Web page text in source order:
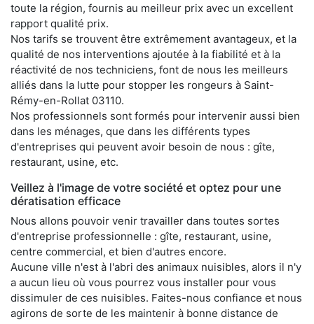
toute la région, fournis au meilleur prix avec un excellent
rapport qualité prix.
Nos tarifs se trouvent être extrêmement avantageux, et la
qualité de nos interventions ajoutée à la fiabilité et à la
réactivité de nos techniciens, font de nous les meilleurs
alliés dans la lutte pour stopper les rongeurs à Saint-
Rémy-en-Rollat 03110.
Nos professionnels sont formés pour intervenir aussi bien
dans les ménages, que dans les différents types
d'entreprises qui peuvent avoir besoin de nous : gîte,
restaurant, usine, etc.
Veillez à l'image de votre société et optez pour une
dératisation efficace
Nous allons pouvoir venir travailler dans toutes sortes
d'entreprise professionnelle : gîte, restaurant, usine,
centre commercial, et bien d'autres encore.
Aucune ville n'est à l'abri des animaux nuisibles, alors il n'y
a aucun lieu où vous pourrez vous installer pour vous
dissimuler de ces nuisibles. Faites-nous confiance et nous
agirons de sorte de les maintenir à bonne distance de